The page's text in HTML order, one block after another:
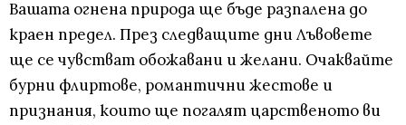
Вашата огнена природа ще бъде разпалена до
краен предел. През следващите дни Лъвовете
ще се чувстват обожавани и желани. Очаквайте
бурни флиртове, романтични жестове и
признания, които ще погалят царственото ви